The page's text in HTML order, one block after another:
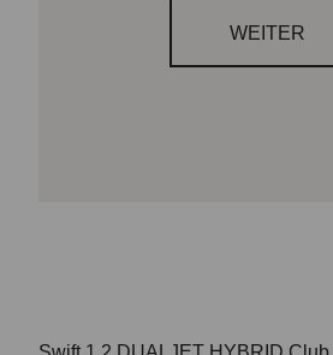
WEITER